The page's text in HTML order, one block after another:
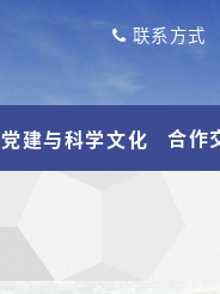
联系方式
党建与科学文化 合作